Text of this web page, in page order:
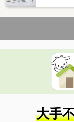
大手